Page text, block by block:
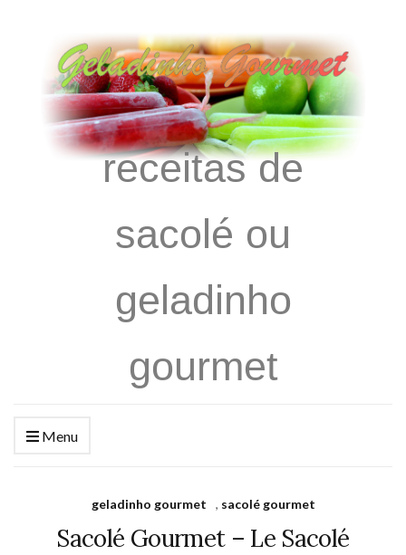
receitas de
sacolé ou
geladinho
gourmet
Menu
geladinho gourmet , sacolé gourmet
Sacolé Gourmet – Le Sacolé